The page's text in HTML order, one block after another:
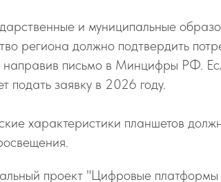
и муниципальные
региона должно подтвердить
направив письмо в Минцифры РФ.
подать заявку в 2026 году.
характеристики планшетов
проект "Цифровые платформы